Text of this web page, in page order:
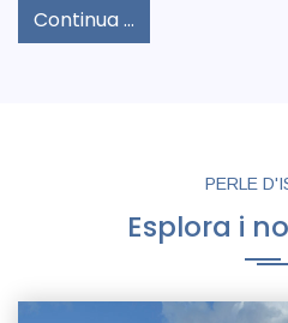
Continua ...
PERLE
Esplora i